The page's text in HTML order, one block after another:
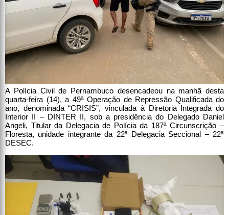
A Polícia Civil de Pernambuco desencadeou na manhã desta
quarta-feira (14), a 49ª Operação de Repressão Qualificada do
ano, denominada “CRISIS”, vinculada à Diretoria Integrada do
Interior II – DINTER II, sob a presidência do Delegado Daniel
Angeli, Titular da Delegacia de Polícia da 187ª Circunscrição –
Floresta, unidade integrante da 22ª Delegacia Seccional – 22ª
DESEC.